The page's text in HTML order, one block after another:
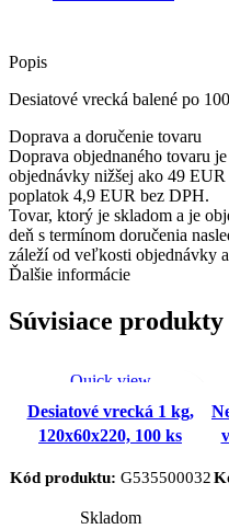
Popis
Desiatové vrecká balené po
Doprava a doručenie tovaru
Doprava objednaného tovaru
objednávky nižšej ako 49
poplatok 4,9 EUR bez DPH.
Tovar, ktorý je skladom a je
deň s termínom doručenia
záleží od veľkosti objednávky
Ďalšie informácie
Súvisiace produkty
Quick view
Pridať do obľúbených
produktov
Desiatové vrecká 1 kg,
120x60x220, 100 ks
Kód produktu: G535500032
Skladom